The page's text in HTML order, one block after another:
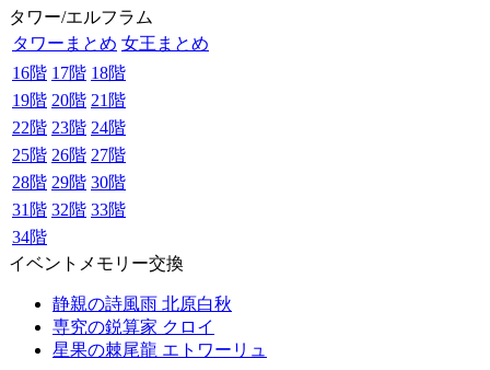
タワー/エルフラム
タワーまとめ 女王まとめ
16階 17階 18階
19階 20階 21階
22階 23階 24階
25階 26階 27階
28階 29階 30階
31階 32階 33階
34階
イベントメモリー交換
静親の詩風雨 北原白秋
専究の鋭算家 クロイ
星果の棘尾龍 エトワーリュ